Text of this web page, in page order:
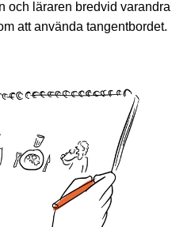
och läraren bredvid varandra
att använda tangentbordet.